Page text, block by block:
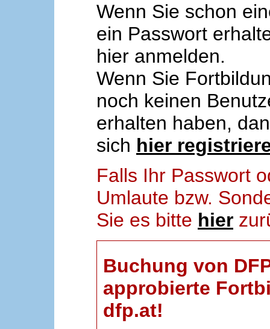
Wenn Sie schon
ein Passwort
hier anmelden.
Wenn Sie
noch keinen
erhalten haben,
sich hier
Falls Ihr Passwort
Umlaute bzw.
Sie es bitte hier
Buchung von
approbierte
dfp.at!